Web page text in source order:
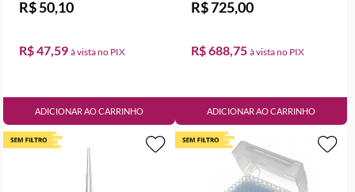
R$ 47,59
R$ 50,10
ADICIONAR AO CARRINHO
R$ 688,75
R$ 725,00
ADICIONAR AO CARRINHO